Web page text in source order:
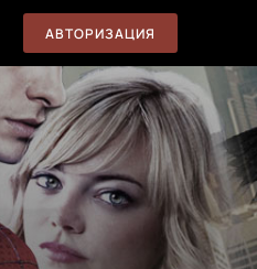
АВТОРИЗАЦИЯ